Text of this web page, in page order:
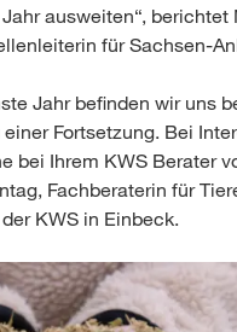
ausweiten“, berichtet
für Sachsen-
Jahr befinden wir uns
Fortsetzung. Bei
bei Ihrem KWS Berater
Fachberaterin für
KWS in Einbeck.